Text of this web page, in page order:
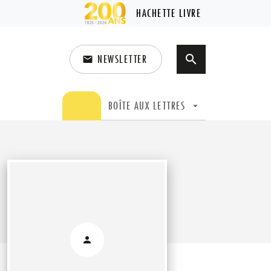
HACHETTE LIVRE
email NEWSLETTER search
BOÎTE AUX LETTRES arrow_drop_down